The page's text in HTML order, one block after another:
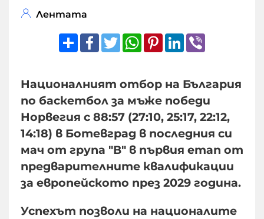
Лентата
ShareFacebook
TwitterWhatsApp
Pinterest
LinkedIn
Националният отбор на България
по баскетбол за мъже победи
Норвегия с 88:57 (27:10, 25:17, 22:12,
14:18) в Ботевград в последния си
мач от група "В" в първия етап от
предварителните квалификации
за европейското през 2029 година.
Успехът позволи на националите